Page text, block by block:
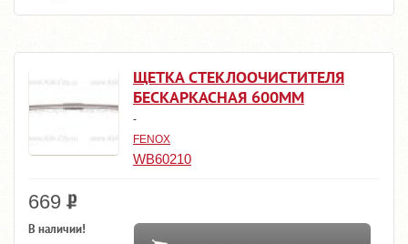
ЩЕТКА СТЕКЛООЧИСТИТЕЛЯ
БЕСКАРКАСНАЯ 600ММ
-
FENOX
WB60210
669
В наличии!